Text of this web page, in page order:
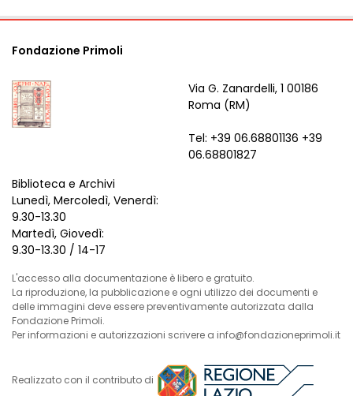
Fondazione Primoli
Via G. Zanardelli, 1 00186
Roma (RM)
Tel: +39 06.68801136 +39
06.68801827
Biblioteca e Archivi
Lunedì, Mercoledì, Venerdì:
9.30-13.30
Martedì, Giovedì:
9.30-13.30 / 14-17
L'accesso alla documentazione è libero e gratuito.
La riproduzione, la pubblicazione e ogni utilizzo dei documenti e
delle immagini deve essere preventivamente autorizzata dalla
Fondazione Primoli.
Per informazioni e autorizzazioni scrivere a info@fondazioneprimoli.it
Realizzato con il contributo di